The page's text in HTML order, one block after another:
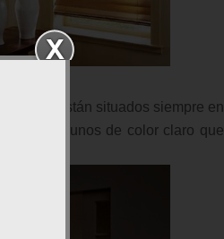
están situados siempre en
pero con unos de color claro que